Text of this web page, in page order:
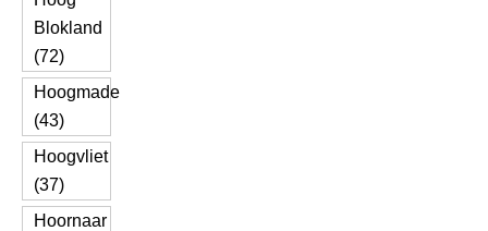
Blokland
(72)
Hoogmade
(43)
Hoogvliet
(37)
Hoornaar